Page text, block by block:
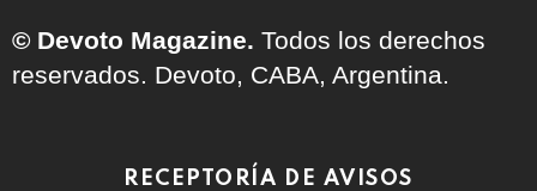
© Devoto Magazine. Todos los derechos
reservados. Devoto, CABA, Argentina.
RECEPTORÍA DE AVISOS